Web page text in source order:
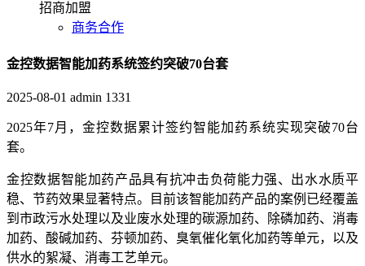
招商加盟
商务合作
金控数据智能加药系统签约突破70台套
2025-08-01 admin 1331
2025年7月，金控数据累计签约智能加药系统实现突破70台
套。
金控数据智能加药产品具有抗冲击负荷能力强、出水水质平
稳、节药效果显著特点。目前该智能加药产品的案例已经覆盖
到市政污水处理以及业废水处理的碳源加药、除磷加药、消毒
加药、酸碱加药、芬顿加药、臭氧催化氧化加药等单元，以及
供水的絮凝、消毒工艺单元。